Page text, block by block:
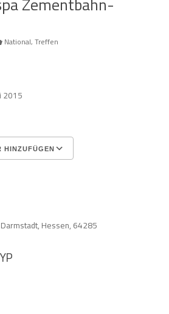
National, Treffen
2015
HINZUFÜGEN
Hessen, 64285